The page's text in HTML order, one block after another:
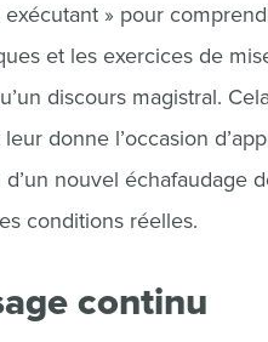
» pour
et les exercices de
discours magistral.
donne l’occasion
nouvel
conditions réelles.
continu